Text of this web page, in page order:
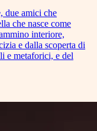
due amici che
che nasce come
interiore,
e dalla scoperta di
e metaforici, e del